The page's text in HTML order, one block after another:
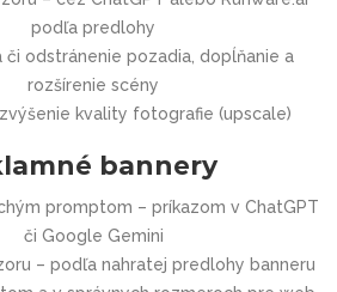
podľa predlohy
či odstránenie pozadia, dopĺňanie a
rozšírenie scény
kvality fotografie (upscale)
bannery
promptom – príkazom v ChatGPT
či Google Gemini
– podľa nahratej predlohy banneru